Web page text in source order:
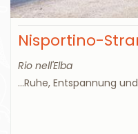
Nisportino-
Rio nell'Elba
...Ruhe, Entspannung